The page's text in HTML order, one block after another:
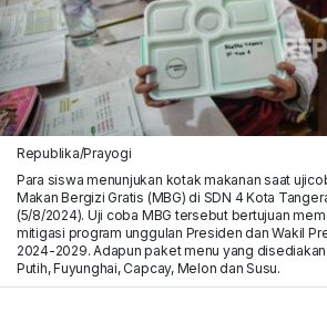
Republika/Prayogi
Para siswa menunjukan kotak makanan saat
Makan Bergizi Gratis (MBG) di SDN 4 Kota
(5/8/2024). Uji coba MBG tersebut bertujuan
mitigasi program unggulan Presiden dan Wakil
2024-2029. Adapun paket menu yang disediakan
Putih, Fuyunghai, Capcay, Melon dan Susu.